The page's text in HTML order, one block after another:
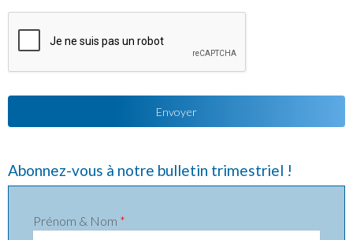
Abonnez-vous à notre bulletin trimestriel !
Prénom & Nom *